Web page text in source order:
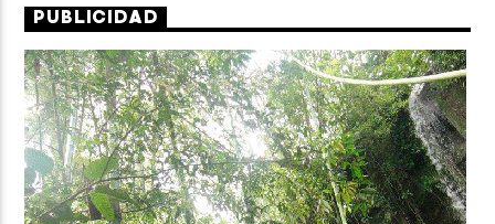
PUBLICIDAD